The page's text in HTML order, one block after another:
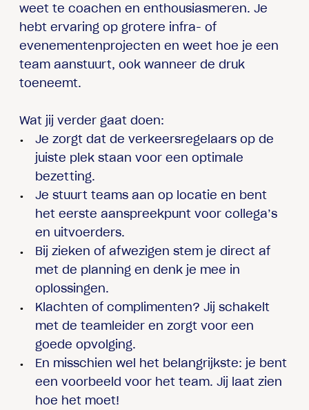
weet te coachen en enthousiasmeren. Je
hebt ervaring op grotere infra- of
evenementenprojecten en weet hoe je een
team aanstuurt, ook wanneer de druk
toeneemt.
Wat jij verder gaat doen:
Je zorgt dat de verkeersregelaars op de
juiste plek staan voor een optimale
bezetting.
Je stuurt teams aan op locatie en bent
het eerste aanspreekpunt voor collega’s
en uitvoerders.
Bij zieken of afwezigen stem je direct af
met de planning en denk je mee in
oplossingen.
Klachten of complimenten? Jij schakelt
met de teamleider en zorgt voor een
goede opvolging.
En misschien wel het belangrijkste: je bent
een voorbeeld voor het team. Jij laat zien
hoe het moet!